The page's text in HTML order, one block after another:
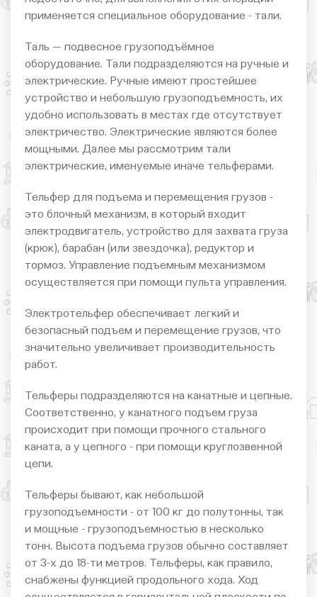
применяется специальное оборудование - тали.
Таль — подвесное грузоподъёмное
оборудование. Тали подразделяются на ручные и
электрические. Ручные имеют простейшее
устройство и небольшую грузоподъемность, их
удобно использовать в местах где отсутствует
электричество. Электрические являются более
мощными. Далее мы рассмотрим тали
электрические, именуемые иначе тельферами.
Тельфер для подъема и перемещения грузов -
это блочный механизм, в который входит
электродвигатель, устройство для захвата груза
(крюк), барабан (или звездочка), редуктор и
тормоз. Управление подъемным механизмом
осуществляется при помощи пульта управления.
Электротельфер обеспечивает легкий и
безопасный подъем и перемещение грузов, что
значительно увеличивает производительность
работ.
Тельферы подразделяются на канатные и цепные.
Соответственно, у канатного подъем груза
происходит при помощи прочного стального
каната, а у цепного - при помощи круглозвенной
цепи.
Тельферы бывают, как небольшой
грузоподъемности - от 100 кг до полутонны, так
и мощные - грузоподъемностью в несколько
тонн. Высота подъема грузов обычно составляет
от 3-х до 18-ти метров. Тельферы, как правило,
снабжены функцией продольного хода. Ход